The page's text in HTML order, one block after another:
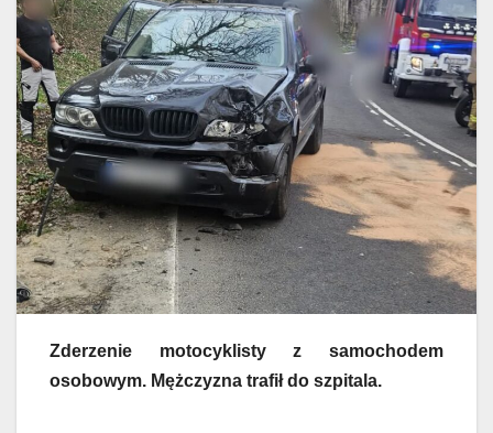
Zderzenie motocyklisty z samochodem
osobowym. Mężczyzna trafił do szpitala.